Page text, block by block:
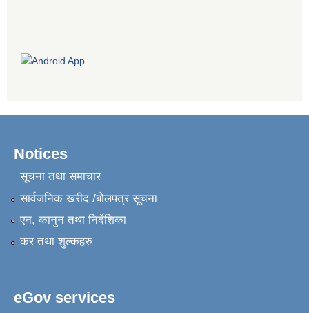
Notices
सूचना तथा समाचार
सार्वजनिक खरीद /बोलपत्र सूचना
एन, कानुन तथा निर्देशिका
कर तथा शुल्कहरु
eGov services